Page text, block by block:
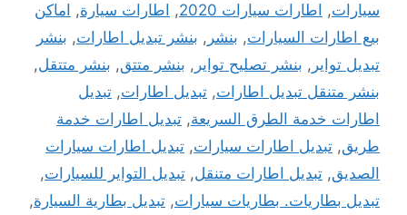
سيارات, اطارات سيارات 2020 , اطارات سيارة, اماكن
بيع اطارات السيارات, بنشر , بنشر تبديل اطارات, بنشر
تبديل تواير , بنشر تصليح تواير , بنشر متتق, بنشر متتقل,
بنشر متنقل تبديل اطارات, تبديل اطارات, تبديل
اطارات خدمة الطرق السريعة, تبديل اطارات خدمة
طريق, تبديل اطارات سيارات, تبديل اطارات سيارات
الصديق, تبديل اطارات متنقل, تبديل التواير للسيارات,
تبديل بطاريات. بطاريات سيارات, تبديل بطارية السيارة,